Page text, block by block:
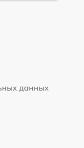
данных